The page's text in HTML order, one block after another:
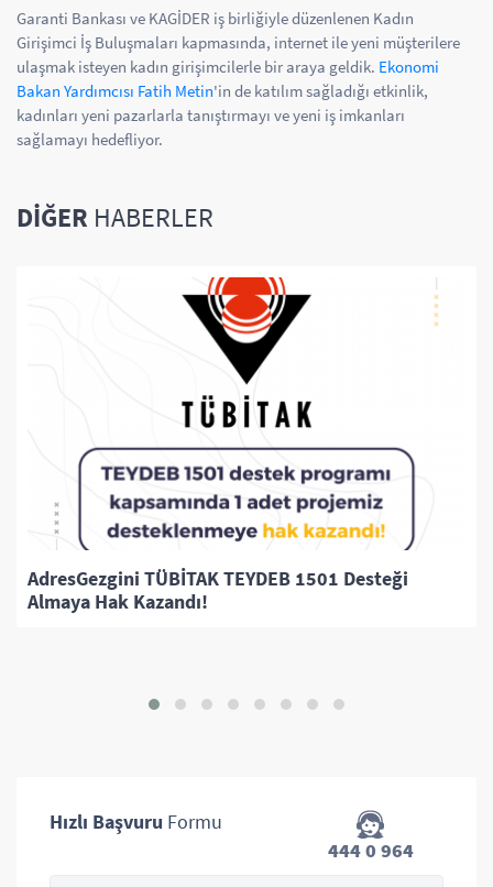
Garanti Bankası ve KAGİDER iş birliğiyle düzenlenen Kadın
Girişimci İş Buluşmaları kapmasında, internet ile yeni müşterilere
ulaşmak isteyen kadın girişimcilerle bir araya geldik. Ekonomi
Bakan Yardımcısı Fatih Metin'in de katılım sağladığı etkinlik,
kadınları yeni pazarlarla tanıştırmayı ve yeni iş imkanları
sağlamayı hedefliyor.
DIĞER HABERLER
AdresGezgini TÜBİTAK TEYDEB 1501 Desteği
Almaya Hak Kazandı!
Hızlı Başvuru Formu
444 0 964